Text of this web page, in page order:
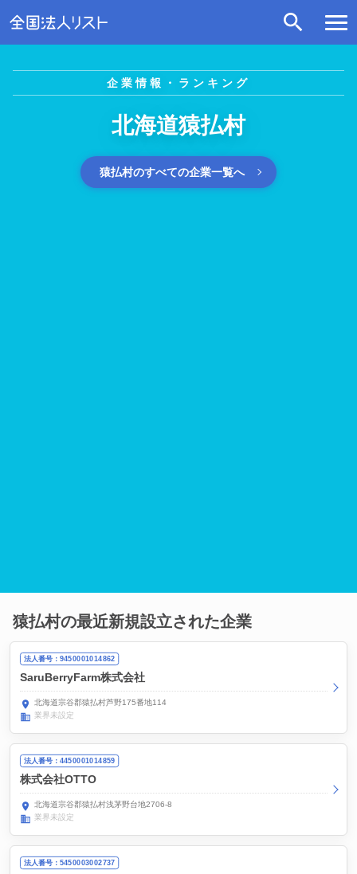
企業情報・ランキング
北海道猿払村
猿払村のすべての企業一覧へ
猿払村の最近新規設立された企業
法人番号：9450001014862
SaruBerryFarm株式会社
北海道宗谷郡猿払村芦野175番地114
業界未設定
法人番号：4450001014859
株式会社OTTO
北海道宗谷郡猿払村浅茅野台地2706-8
業界未設定
法人番号：5450003002737